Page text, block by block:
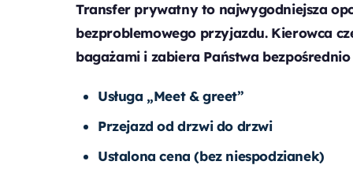
Transfer prywatny to najwygodniejsza
bezproblemowego przyjazdu. Kierowca
bagażami i zabiera Państwa
Usługa „Meet & greet”
Przejazd od drzwi do drzwi
Ustalona cena (bez niespodzianek)